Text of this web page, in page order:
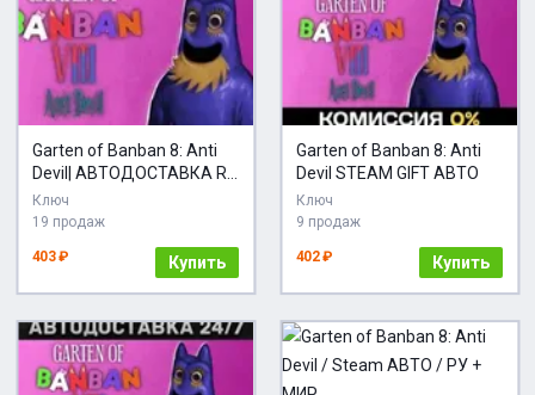
Garten of Banban 8: Anti
Devil| АВТОДОСТАВКА RU
Steam
Ключ
19 продаж
403 ₽ Купить
Garten of Banban 8: Anti
Devil STEAM GIFT АВТО
Ключ
9 продаж
402 ₽ Купить